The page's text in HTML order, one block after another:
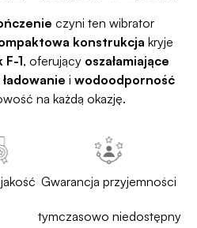
czyni ten wibrator
konstrukcja kryje
1, oferujący oszałamiające
i wodoodporność
na każdą okazję.
Gwarancja przyjemności
tymczasowo niedostępny